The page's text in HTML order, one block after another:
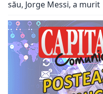
său, Jorge Messi, a murit